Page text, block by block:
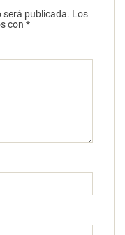
será publicada. Los
con *